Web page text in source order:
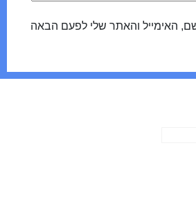
האימייל והאתר שלי לפעם הבאה